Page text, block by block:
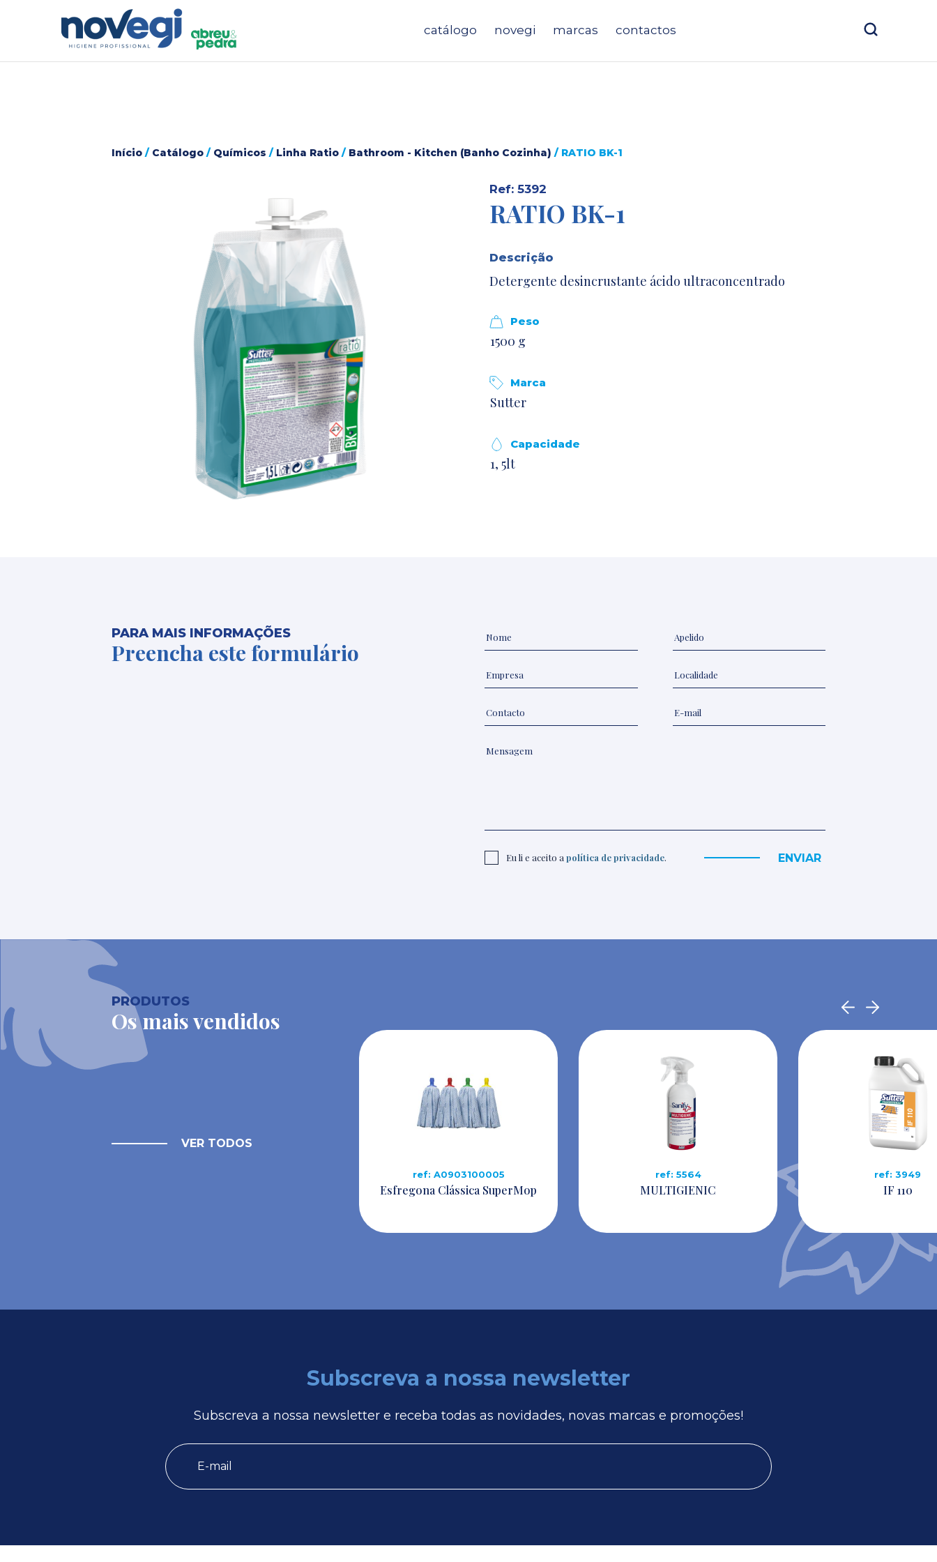
catálogo novegi marcas contactos
Início / Catálogo / Químicos / Linha Ratio / Bathroom - Kitchen (Banho Cozinha) / RATIO BK-1
Ref: 5392
RATIO BK-1
Descrição
Detergente desincrustante ácido ultraconcentrado
Peso
1500 g
Marca
Sutter
Capacidade
1, 5lt
PARA MAIS INFORMAÇÕES
Preencha este formulário
Eu li e aceito a política de privacidade. ENVIAR
PRODUTOS
Os mais vendidos
VER TODOS
ref: A0903100005
Esfregona Clássica SuperMop
ref: 5564
MULTIGIENIC
ref: 3949
IF 110
Subscreva a nossa newsletter
Subscreva a nossa newsletter e receba todas as novidades, novas marcas e promoções!